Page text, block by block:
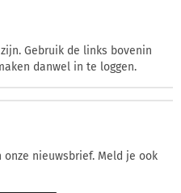
Gebruik de links bovenin
danwel in te loggen.
onze nieuwsbrief. Meld je ook